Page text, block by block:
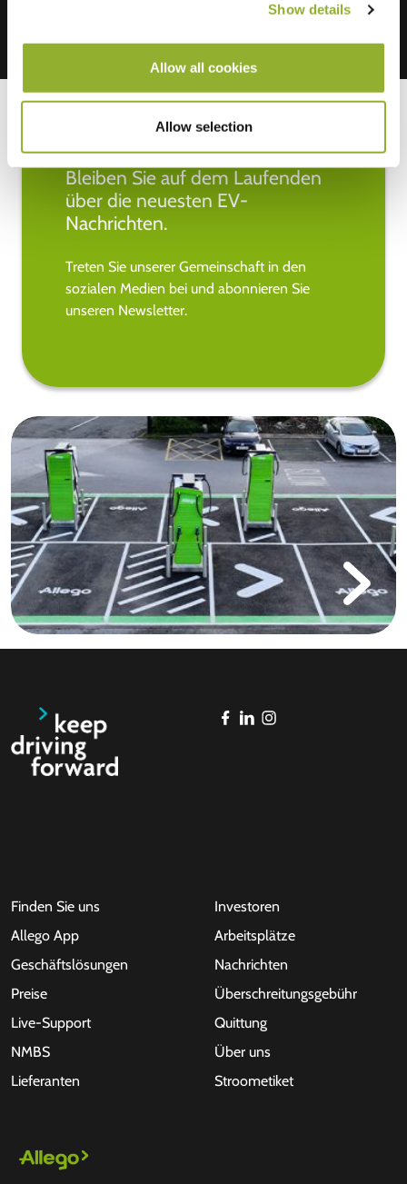
Show details
Allow all cookies
Allow selection
Bleiben Sie auf dem Laufenden
über die neuesten EV-
Nachrichten.
Treten Sie unserer Gemeinschaft in den
sozialen Medien bei und abonnieren Sie
unseren Newsletter.
Finden Sie uns
Allego App
Geschäftslösungen
Preise
Live-Support
NMBS
Lieferanten
Investoren
Arbeitsplätze
Nachrichten
Überschreitungsgebühr
Quittung
Über uns
Stroometiket